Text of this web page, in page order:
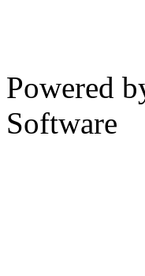
Powered
Software